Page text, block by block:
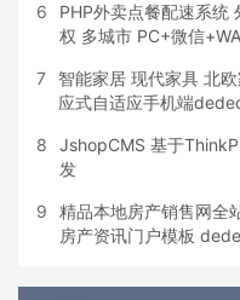
6
PHP外卖点餐配速系统
权 多城市 PC+微信
7
智能家居 现代家具 北
应式自适应手机端
8
JshopCMS 基于
发
9
精品本地房产销售网全
房产资讯门户模板